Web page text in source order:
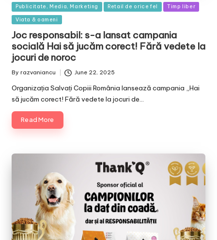
Posted
in
Publicitate, Media, Marketing Retail de orice fel Timp liber
Viata & oameni
Joc responsabil: s-a lansat campania
socială Hai să jucăm corect! Fără vedete la
jocuri de noroc
Posted
By razvaniancu June 22, 2025
Organizația Salvați Copiii România lansează campania „Hai
să jucăm corect! Fără vedete la jocuri de…
Read More